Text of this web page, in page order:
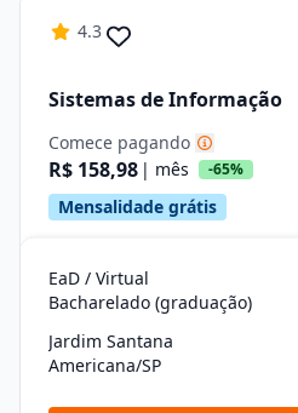
4.3
Sistemas de Informação
Comece pagando
R$ 158,98 | mês -65%
Mensalidade grátis
EaD / Virtual
Bacharelado (graduação)
Jardim Santana
Americana/SP